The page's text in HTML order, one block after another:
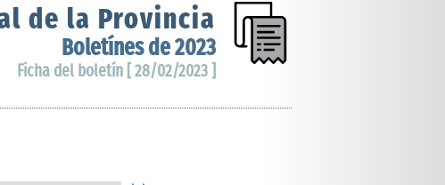
de la Provincia
Boletínes de 2023
Ficha del boletín [ 28/02/2023 ]